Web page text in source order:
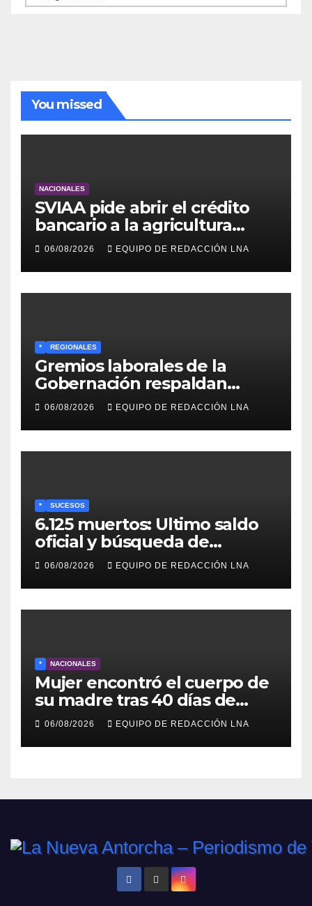
You missed
NACIONALES
SVIAA pide abrir el crédito
bancario a la agricultura
familiar en Venezuela
06/08/2026 EQUIPO DE REDACCIÓN LNA
* REGIONALES
Gremios laborales de la
Gobernación respaldan
propuesta de Bono
Recreativo de 100 dólares
para jubilados, pensionados y
activos
06/08/2026 EQUIPO DE REDACCIÓN LNA
* SUCESOS
6.125 muertos: Ultimo saldo
oficial y búsqueda de
cadáveres continúa entre los
escombros
06/08/2026 EQUIPO DE REDACCIÓN LNA
* NACIONALES
Mujer encontró el cuerpo de
su madre tras 40 días de
búsqueda en Tanaguarena
06/08/2026 EQUIPO DE REDACCIÓN LNA